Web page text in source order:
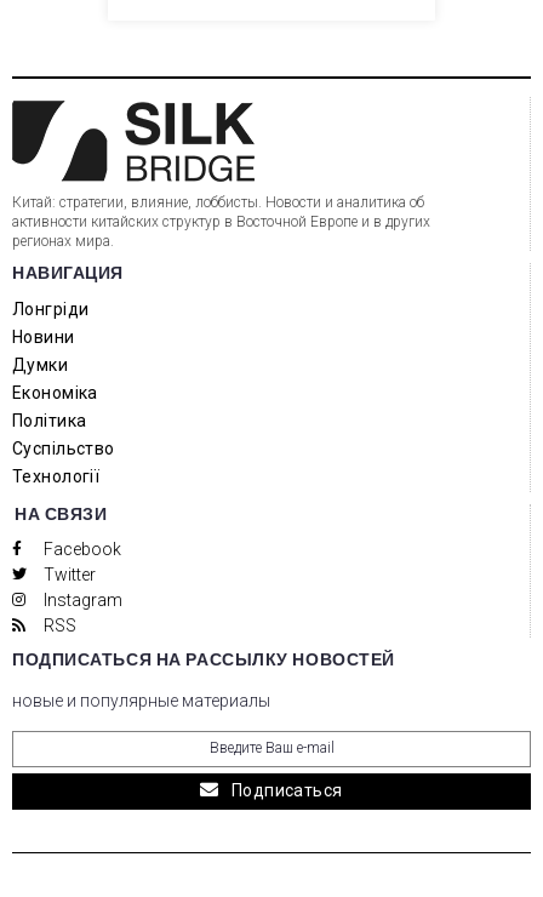
Китай: стратегии, влияние, лоббисты. Новости и аналитика об
активности китайских структур в Восточной Европе и в других
регионах мира.
НАВИГАЦИЯ
Лонгріди
Новини
Думки
Економіка
Політика
Суспільство
Технології
НА СВЯЗИ
Facebook
Twitter
Instagram
RSS
ПОДПИСАТЬСЯ НА РАССЫЛКУ НОВОСТЕЙ
новые и популярные материалы
Подписаться